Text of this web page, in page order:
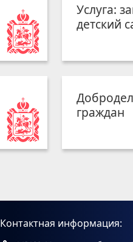
Услуга:
детский
граждан
Контактная информация: